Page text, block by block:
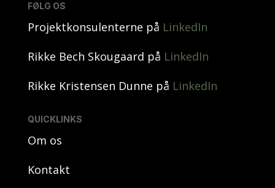
FØLG OS
Projektkonsulenterne på LinkedIn
Rikke Bech Skougaard på LinkedIn
Rikke Kristensen Dunne på LinkedIn
QUICKLINKS
Om os
Kontakt